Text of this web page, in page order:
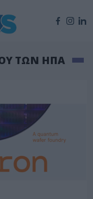
ΤΩΝ ΗΠΑ